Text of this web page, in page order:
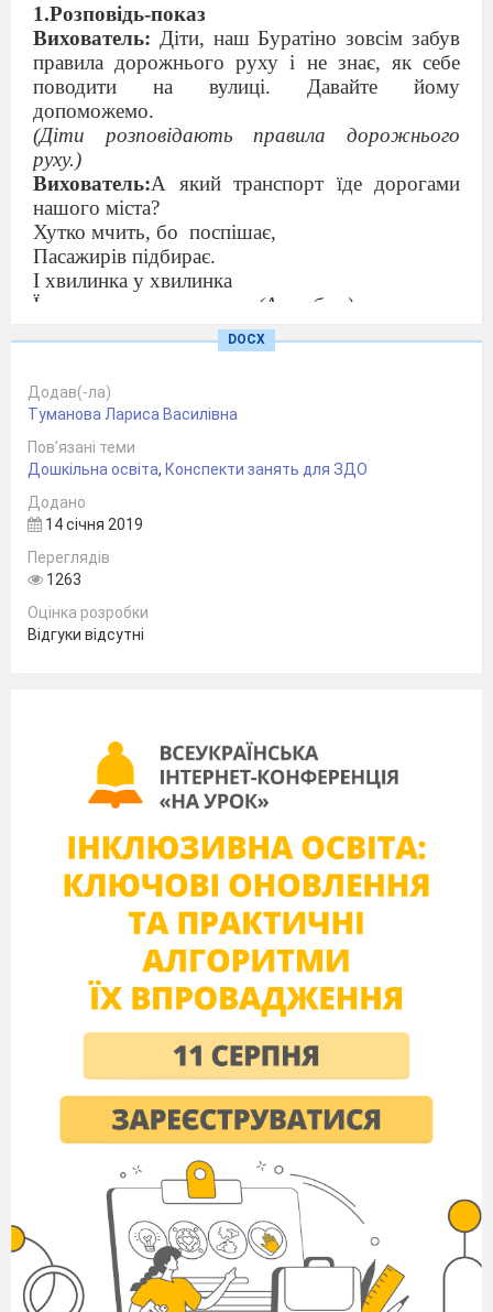
1.Розповідь-показ
Вихователь: Діти, наш Буратіно зовсім забув
правила дорожнього руху і не знає, як себе
поводити на вулиці. Давайте йому
допоможемо.
(Діти розповідають правила дорожнього
руху.)
Вихователь:А який транспорт їде дорогами
нашого міста?
Хутко мчить, бо поспішає,
Пасажирів підбирає.
І хвилинка у хвилинка
Їх доставить на зупинку. (Автобус.)
Ось подивіться, який транспорт я
автобуса.
2. Виконання роботи
Діти виконують об’ємну іграшку «Автобус».
Фізкультхвилинка:
Каруселі Каруселі, каруселі,
В поїзд сіли ми веселі.
(Промовляють «чу-чу-чу».)
Каруселі, каруселі,
В автобус сіли ми веселі.
р-р» — імітують рухи водія.)
каруселі,
р» —
заводять
руками
літака,
«літають
по
груповій
DOCX
Додав(-ла)
Туманова Лариса Василівна
Пов’язані теми
Дошкільна освіта, Конспекти занять для ЗДО
Додано
14 січня 2019
Переглядів
1263
Оцінка розробки
Відгуки відсутні